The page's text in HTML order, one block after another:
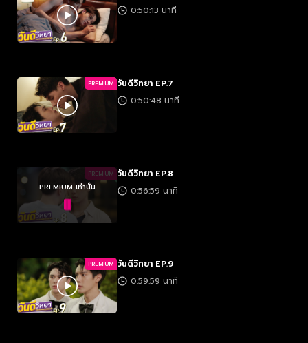
0:50:13 นาที
PREMIUM วันดีวิทยา EP.7
0:50:48 นาที
PREMIUM
PREMIUM เท่านั้น
วันดีวิทยา EP.8
0:56:59 นาที
PREMIUM วันดีวิทยา EP.9
0:59:59 นาที